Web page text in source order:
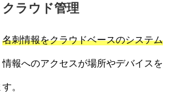
ラウド管理
名刺情報をクラウドベースのシステム
報へのアクセスが場所やデバイスを
。